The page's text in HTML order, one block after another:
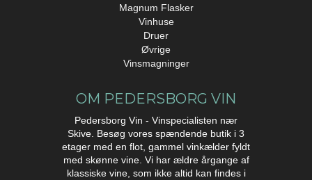
Magnum Flasker
Vinhuse
Druer
Øvrige
Vinsmagninger
OM PEDERSBORG VIN
Pedersborg Vin - Vinspecialisten nær
Skive. Besøg vores spændende butik i 3
etager med en flot, gammel vinkælder fyldt
med skønne vine. Vi har ældre årgange af
klassiske vine, som ikke altid kan findes i